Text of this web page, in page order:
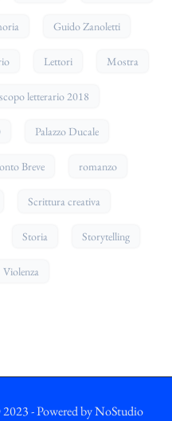
Guido Zanoletti
Lettori Mostra
letterario 2018
Palazzo Ducale
Breve romanzo
Scrittura creativa
Storia Storytelling
Violenza
- Powered byNoStudio